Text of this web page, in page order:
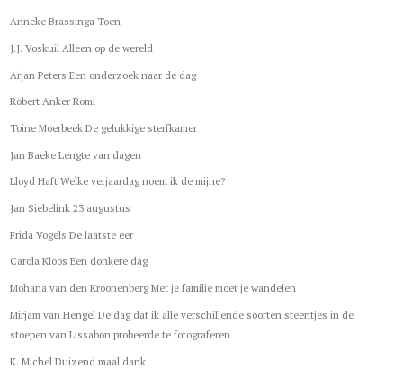
Anneke Brassinga Toen
J.J. Voskuil Alleen op de wereld
Arjan Peters Een onderzoek naar de dag
Robert Anker Romi
Toine Moerbeek De gelukkige sterfkamer
Jan Baeke Lengte van dagen
Lloyd Haft Welke verjaardag noem ik de mijne?
Jan Siebelink 23 augustus
Frida Vogels De laatste eer
Carola Kloos Een donkere dag
Mohana van den Kroonenberg Met je familie moet je wandelen
Mirjam van Hengel De dag dat ik alle verschillende soorten steentjes in de
stoepen van Lissabon probeerde te fotograferen
K. Michel Duizend maal dank